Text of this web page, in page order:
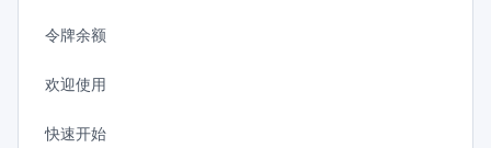
令牌余额
欢迎使用
快速开始